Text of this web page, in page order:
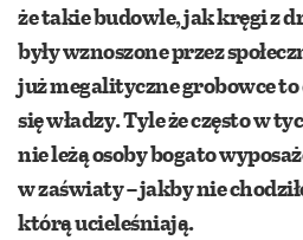
że takie budowle, jak kręgi z
były wznoszone przez
już megalityczne grobowce
się władzy. Tyle że często w
nie leżą osoby bogato
w zaświaty – jakby nie
którą ucieleśniają.